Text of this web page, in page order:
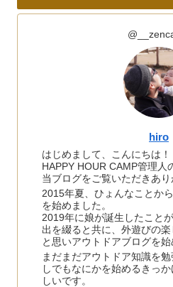
hiro
はじめまして、こんにちは！
HAPPY HOUR CAMP管理人
当ブログをご覧いただきあり
2015年夏、ひょんなことか
を始めました。
2019年に娘が誕生したこと
出を綴ると共に、外遊びの
と思いアウトドアブログを始
まだまだアウトドア知識を
しでもなにかを始めるきっ
しいです。